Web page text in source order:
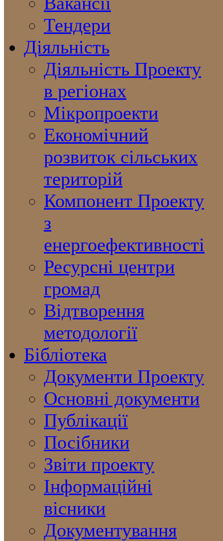
Тендери
Діяльність
Діяльність Проекту
в регіонах
Мікропроекти
Економічний
розвиток сільських
територій
Компонент Проекту
з
енергоефективності
Ресурсні центри
громад
Відтворення
методології
Бібліотека
Документи Проекту
Основні документи
Публікації
Посібники
Звіти проекту
Інформаційні
вісники
Документування